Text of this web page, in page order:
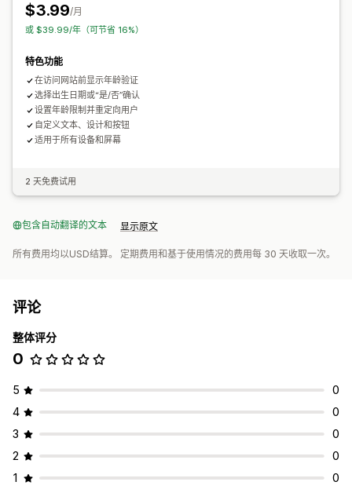
$3.99/月
或 $39.99/年（可节省 16%）
特色功能
在访问网站前显示年龄验证
选择出生日期或“是/否”确认
设置年龄限制并重定向用户
自定义文本、设计和按钮
适用于所有设备和屏幕
2 天免费试用
包含自动翻译的文本 显示原文
所有费用均以USD结算。 定期费用和基于使用情况的费用每 30 天收取一次。
评论
整体评分
0
5
0
4
0
3
0
2
0
1
0